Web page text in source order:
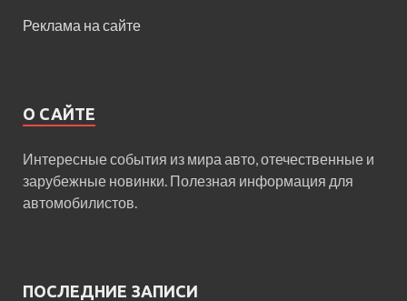
Реклама на сайте
О САЙТЕ
Интересные события из мира авто, отечественные и
зарубежные новинки. Полезная информация для
автомобилистов.
ПОСЛЕДНИЕ ЗАПИСИ